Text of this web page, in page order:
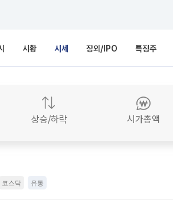
시황 시세 장외/IPO 특징주
상승/하락 시가총액
코스닥 유통